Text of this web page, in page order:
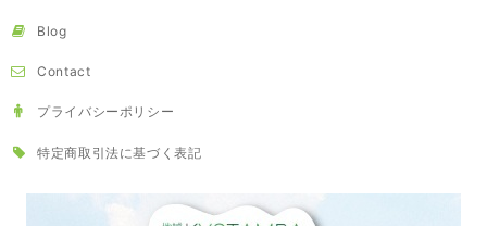
Blog
Contact
プライバシーポリシー
特定商取引法に基づく表記